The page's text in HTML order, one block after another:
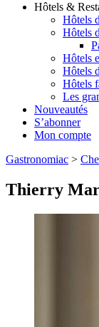
Hôtels &
Hôtels
Hôtels
Hôtels
Hôtels
Hôtels
Les
Nouveautés
S’abonner
Mon compte
Gastronomiac >
Thierry